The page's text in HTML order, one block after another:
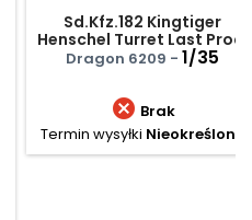
Sd.Kfz.182 Kingtiger
Henschel Turret Last Prod.
w/Transp. Track
Dragon 6209 - 1/35
 Brak
Termin wysyłki Nieokreślony